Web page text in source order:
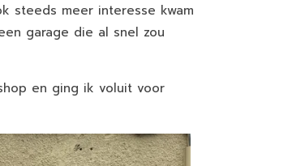
steeds meer interesse kwam
garage die al snel zou
en ging ik voluit voor